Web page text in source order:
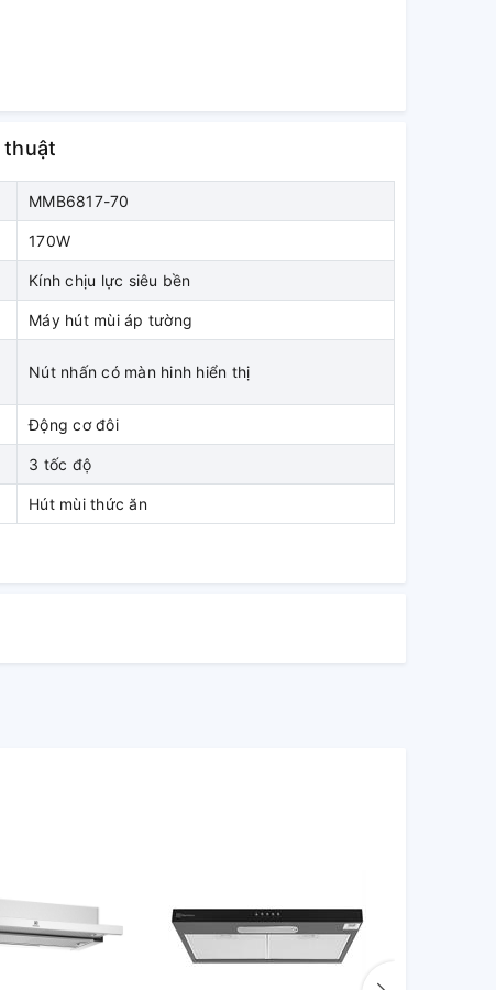
thuật
MMB6817-70
170W
Kính chịu lực siêu bền
Máy hút mùi áp tường
Nút nhấn có màn hinh hiển thị
Động cơ đôi
3 tốc độ
Hút mùi thức ăn